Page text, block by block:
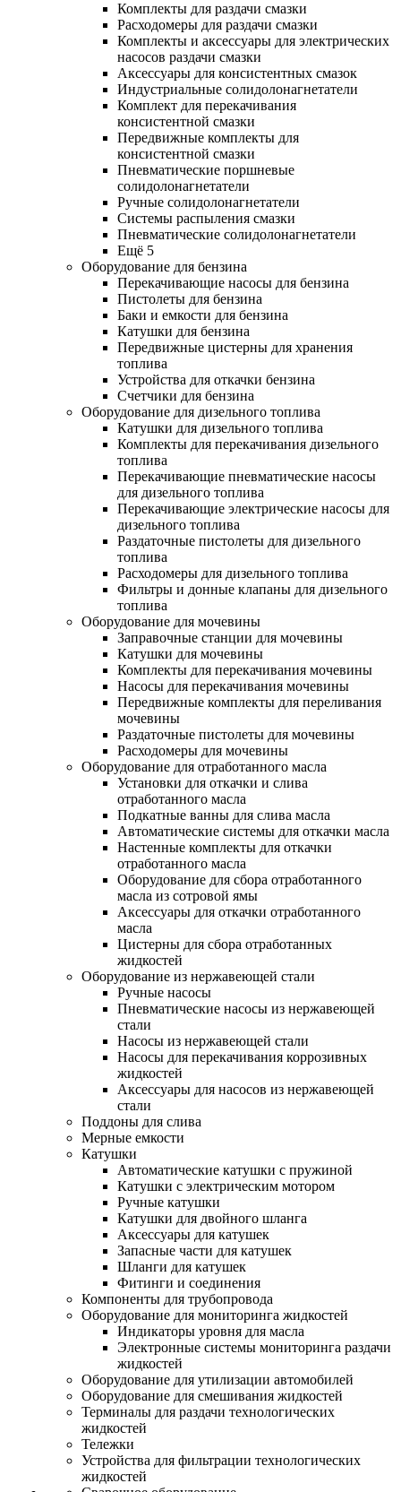
Комплекты для раздачи смазки
Расходомеры для раздачи смазки
Комплекты и аксессуары для электрических
насосов раздачи смазки
Аксессуары для консистентных смазок
Индустриальные солидолонагнетатели
Комплект для перекачивания
консистентной смазки
Передвижные комплекты для
консистентной смазки
Пневматические поршневые
солидолонагнетатели
Ручные солидолонагнетатели
Системы распыления смазки
Пневматические солидолонагнетатели
Ещё 5
Оборудование для бензина
Перекачивающие насосы для бензина
Пистолеты для бензина
Баки и емкости для бензина
Катушки для бензина
Передвижные цистерны для хранения
топлива
Устройства для откачки бензина
Счетчики для бензина
Оборудование для дизельного топлива
Катушки для дизельного топлива
Комплекты для перекачивания дизельного
топлива
Перекачивающие пневматические насосы
для дизельного топлива
Перекачивающие электрические насосы для
дизельного топлива
Раздаточные пистолеты для дизельного
топлива
Расходомеры для дизельного топлива
Фильтры и донные клапаны для дизельного
топлива
Оборудование для мочевины
Заправочные станции для мочевины
Катушки для мочевины
Комплекты для перекачивания мочевины
Насосы для перекачивания мочевины
Передвижные комплекты для переливания
мочевины
Раздаточные пистолеты для мочевины
Расходомеры для мочевины
Оборудование для отработанного масла
Установки для откачки и слива
отработанного масла
Подкатные ванны для слива масла
Автоматические системы для откачки масла
Настенные комплекты для откачки
отработанного масла
Оборудование для сбора отработанного
масла из сотровой ямы
Аксессуары для откачки отработанного
масла
Цистерны для сбора отработанных
жидкостей
Оборудование из нержавеющей стали
Ручные насосы
Пневматические насосы из нержавеющей
стали
Насосы из нержавеющей стали
Насосы для перекачивания коррозивных
жидкостей
Аксессуары для насосов из нержавеющей
стали
Поддоны для слива
Мерные емкости
Катушки
Автоматические катушки с пружиной
Катушки с электрическим мотором
Ручные катушки
Катушки для двойного шланга
Аксессуары для катушек
Запасные части для катушек
Шланги для катушек
Фитинги и соединения
Компоненты для трубопровода
Оборудование для мониторинга жидкостей
Индикаторы уровня для масла
Электронные системы мониторинга раздачи
жидкостей
Оборудование для утилизации автомобилей
Оборудование для смешивания жидкостей
Терминалы для раздачи технологических
жидкостей
Тележки
Устройства для фильтрации технологических
жидкостей